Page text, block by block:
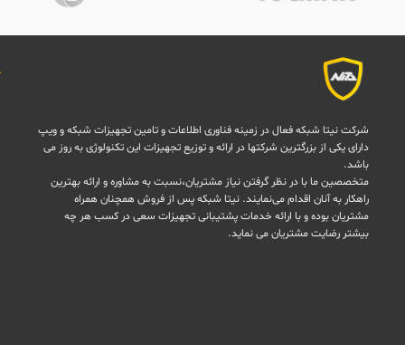
شرکت نیتا شبکه فعال در زمینه فناوری اطلاعات و تامین تجهیزات شبکه و ویپ
دارای یکی از بزرگترین شرکتها در ارائه و توزیع تجهیزات این تکنولوژی به روز می
باشد.
متخصصین ما با در نظر گرفتن نیاز مشتریان،نسبت به مشاوره و ارائه بهترین
راهکار به آنان اقدام می‌نمایند. نیتا شبکه پس از فروش همچنان همراه
مشتریان بوده و با ارائه خدمات پشتیبانی تجهیزات سعی در کسب هر چه
بیشتر رضایت مشتریان می نماید.